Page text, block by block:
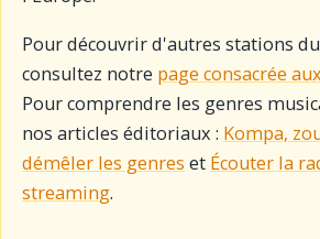
Pour découvrir d'autres stations
consultez notre page consacrée
Pour comprendre les genres
nos articles éditoriaux : Kompa,
démêler les genres et Écouter la
streaming.